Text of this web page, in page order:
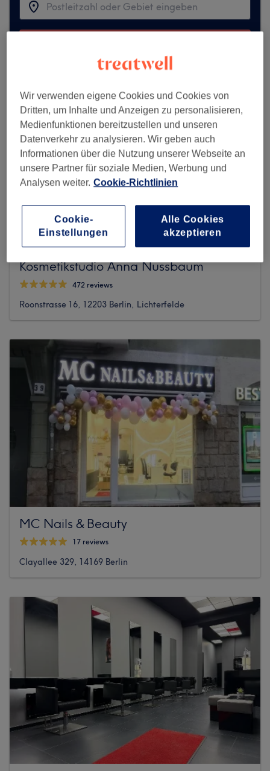
Kosmetikstudio Anna Nussbaum
472 reviews
Roonstrasse 16, 12203 Berlin, Lichterfelde
MC Nails & Beauty
17 reviews
Clayallee 329, 14169 Berlin
Wir verwenden eigene Cookies und Cookies von
Dritten, um Inhalte und Anzeigen zu personalisieren,
Medienfunktionen bereitzustellen und unseren
Datenverkehr zu analysieren. Wir geben auch
Informationen über die Nutzung unserer Webseite an
unsere Partner für soziale Medien, Werbung und
Analysen weiter. Cookie-Richtlinien
Cookie-
Einstellungen
Alle Cookies
akzeptieren